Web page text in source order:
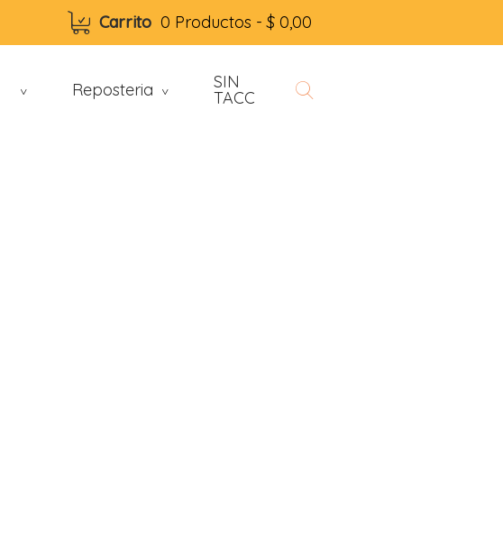
Carrito 0 Productos -$ 0,00
> Reposteria > SIN
TACC